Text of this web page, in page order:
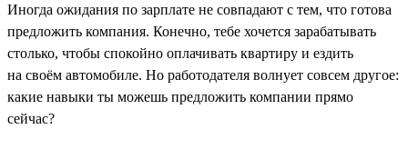
Иногда ожидания по зарплате не совпадают с тем, что готова
предложить компания. Конечно, тебе хочется зарабатывать
столько, чтобы спокойно оплачивать квартиру и ездить
на своём автомобиле. Но работодателя волнует совсем другое:
какие навыки ты можешь предложить компании прямо
сейчас?